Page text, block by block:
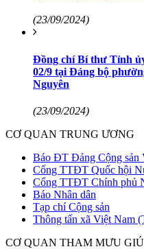
(23/09/2024)
Đồng chí Bí thư Tỉnh
02/9 tại Đảng bộ
Nguyên
(23/09/2024)
CƠ QUAN TRUNG ƯƠNG
Báo ĐT Đảng Cộng sản
Cổng TTĐT Quốc hội
Cổng TTĐT Chính phủ
Báo Nhân dân
Tạp chí Cộng sản
Thông tấn xã Việt Nam
CƠ QUAN THAM MƯU